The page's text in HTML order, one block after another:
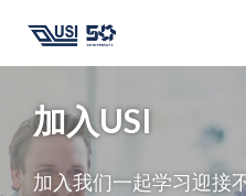
加入USI
加入我们一起学习迎接